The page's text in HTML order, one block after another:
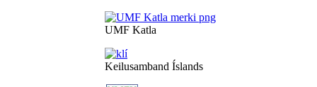
UMF Katla
Keilusamband Íslands